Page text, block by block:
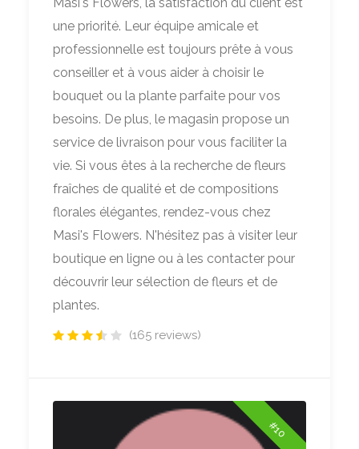
une priorité. Leur équipe amicale et
professionnelle est toujours prête à vous
conseiller et à vous aider à choisir le
bouquet ou la plante parfaite pour vos
besoins. De plus, le magasin propose un
service de livraison pour vous faciliter la
vie. Si vous êtes à la recherche de fleurs
fraîches de qualité et de compositions
florales élégantes, rendez-vous chez
Masi's Flowers. N'hésitez pas à visiter leur
boutique en ligne ou à les contacter pour
découvrir leur sélection de fleurs et de
plantes.
(165 reviews)
#10